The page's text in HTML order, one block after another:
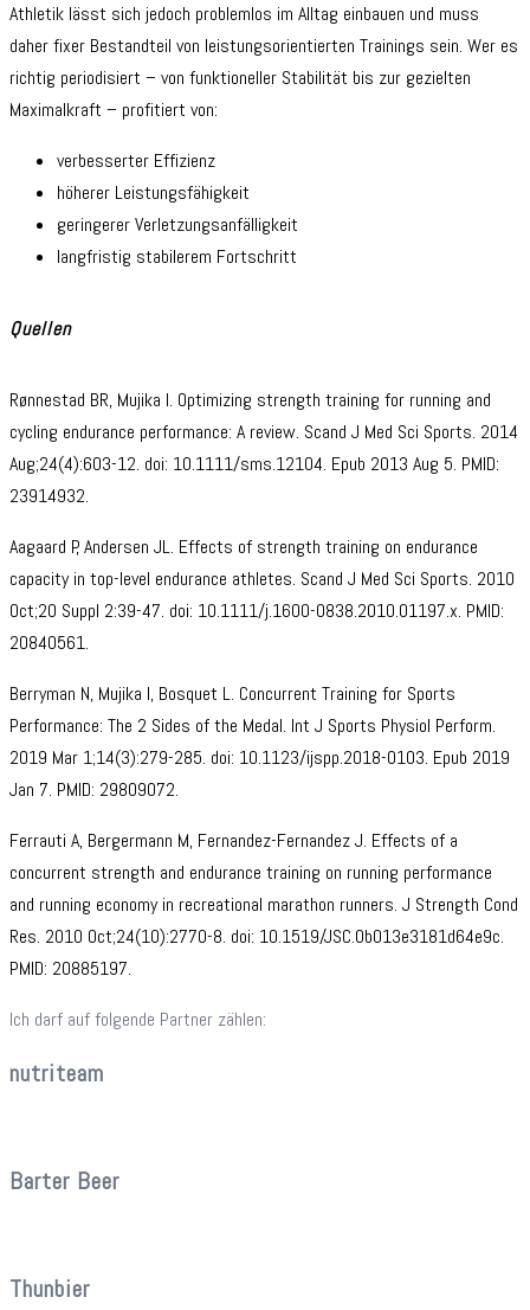
Athletik lässt sich jedoch problemlos im Alltag einbauen und muss
daher fixer Bestandteil von leistungsorientierten Trainings sein. Wer es
richtig periodisiert – von funktioneller Stabilität bis zur gezielten
Maximalkraft – profitiert von:
verbesserter Effizienz
höherer Leistungsfähigkeit
geringerer Verletzungsanfälligkeit
langfristig stabilerem Fortschritt
Quellen
Rønnestad BR, Mujika I. Optimizing strength training for running and
cycling endurance performance: A review. Scand J Med Sci Sports. 2014
Aug;24(4):603-12. doi: 10.1111/sms.12104. Epub 2013 Aug 5. PMID:
23914932.
Aagaard P, Andersen JL. Effects of strength training on endurance
capacity in top-level endurance athletes. Scand J Med Sci Sports. 2010
Oct;20 Suppl 2:39-47. doi: 10.1111/j.1600-0838.2010.01197.x. PMID:
20840561.
Berryman N, Mujika I, Bosquet L. Concurrent Training for Sports
Performance: The 2 Sides of the Medal. Int J Sports Physiol Perform.
2019 Mar 1;14(3):279-285. doi: 10.1123/ijspp.2018-0103. Epub 2019
Jan 7. PMID: 29809072.
Ferrauti A, Bergermann M, Fernandez-Fernandez J. Effects of a
concurrent strength and endurance training on running performance
and running economy in recreational marathon runners. J Strength Cond
Res. 2010 Oct;24(10):2770-8. doi: 10.1519/JSC.0b013e3181d64e9c.
PMID: 20885197.
Ich darf auf folgende Partner zählen:
nutriteam
Barter Beer
Thunbier